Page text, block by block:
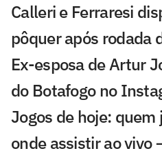
Calleri e Ferraresi
pôquer após rodada
Ex-esposa de Artur
do Botafogo no
Jogos de hoje:
onde assistir ao vivo